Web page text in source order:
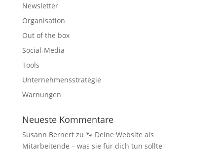
Newsletter
Organisation
Out of the box
Social-Media
Tools
Unternehmensstrategie
Warnungen
Neueste Kommentare
Susann Bernertzu 🐾 Deine Website als
Mitarbeitende – was sie für dich tun sollte